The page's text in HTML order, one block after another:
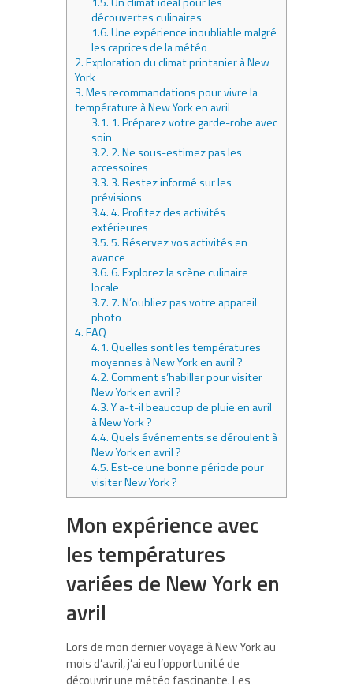
découvertes culinaires
1.6.Une expérience inoubliable malgré
les caprices de la météo
2.Exploration du climat printanier à New
York
3.Mes recommandations pour vivre la
température à New York en avril
3.1. 1. Préparez votre garde-robe avec
soin
3.2. 2. Ne sous-estimez pas les
accessoires
3.3. 3. Restez informé sur les
prévisions
3.4.4. Profitez des activités
extérieures
3.5.5. Réservez vos activités en
avance
3.6.6. Explorez la scène culinaire
locale
3.7. 7. N’oubliez pas votre appareil
photo
4.FAQ
4.1.Quelles sont les températures
moyennes à New York en avril ?
4.2.Comment s’habiller pour visiter
New York en avril ?
4.3.Y a-t-il beaucoup de pluie en avril
à New York ?
4.4.Quels événements se déroulent à
New York en avril ?
4.5.Est-ce une bonne période pour
visiter New York ?
Mon expérience avec
les températures
variées de New York en
avril
Lors de mon dernier voyage à New York au
mois d’avril, j’ai eu l’opportunité de
découvrir une météo fascinante. Les